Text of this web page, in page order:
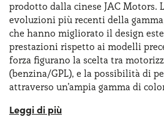
prodotto dalla cinese JAC Motors.
evoluzioni più recenti della
che hanno migliorato il design
prestazioni rispetto ai modelli
forza figurano la scelta tra
(benzina/GPL), e la possibilità di
attraverso un’ampia gamma di
Il DR 4.0 comprende una dotazione